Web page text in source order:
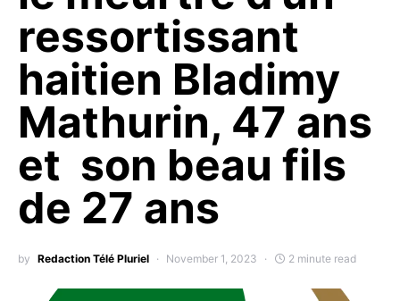
ressortissant
haitien Bladimy
Mathurin, 47 ans
et son beau fils
de 27 ans
by Redaction Télé Pluriel November 1, 2023 2 minute read